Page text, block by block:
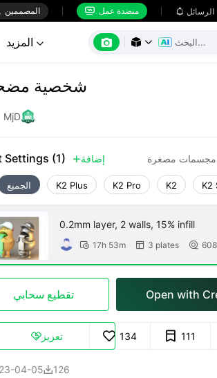
المصممين  منضدة عمل  الرسائل
   
شخصية
MjD
Settings (1)  إضافة مجسمات مصغرة
الجميع K2 Plus K2 Pro K2 K2
0.2mm layer, 2 walls, 15% infill
 17h 53m  3 plates 
تقطيع سحابي Open with
تعزيز 134 111
04-05126